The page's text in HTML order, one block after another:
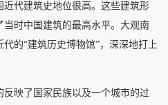
代建筑史地位很高。这些建筑形
时中国建筑的最高水平。大观南
的“建筑历史博物馆”，深深地打上
映了国家民族以及一个城市的过